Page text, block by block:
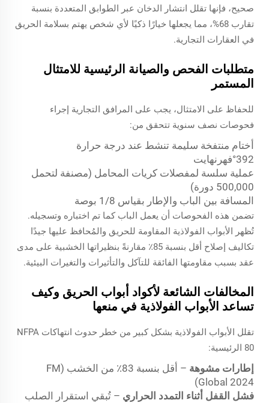
صحيح، فإنها تقلل انتشار الدخان عبر الطوابق المتعددة بنسبة
تقارب 68%، مما يجعلها خيارًا ذكيًا لأي شخص يهتم بسلامة الحريق
في العقارات التجارية.
متطلبات الفحص والصيانة الرئيسية للامتثال
المستمر
للحفاظ على الامتثال، يجب على المرافق التجارية إجراء
فحوصات نصف سنوية تتحقق من:
أختام منتفخة سليمة تنشط عند درجة حرارة
392°فهرنهايت
عملية سلسة لمفصلات كريات المحامل (مصنفة لتحمل
500,000 دورة)
المسافة بين الباب والإطار بقياس 1/8 بوصة
تضمن هذه الفحوصات أن يعمل الباب كما تم اختباره وتسجيله.
تُظهر الأبواب الفولاذية المقاومة للحريق والمُحافظ عليها جيدًا
تكاليف إصلاح أقل بنسبة 85٪ مقارنةً بنظيراتها الخشبية على مدى
عقد بسبب مقاومتها الفائقة للتآكل والتأثيرات والتغيرات البيئية.
المخالفات الشائعة لأكواد أبواب الحريق وكيف
تساعد الأبواب الفولاذية في منعها
تقلل الأبواب الفولاذية بشكل كبير من خطر حدوث انتهاكات NFPA
80 الرئيسية:
إطارات مشوهة
– أقل بنسبة 83٪ من الخشب (FM
Global 2024)
فشل القفل أثناء التمدد الحراري – تُبقي استقرار الصلب